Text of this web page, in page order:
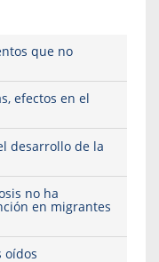
que no
efectos en el
desarrollo de la
no ha
en migrantes
oídos